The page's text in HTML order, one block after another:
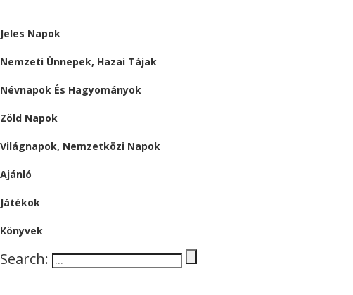
Jeles Napok
Nemzeti Ünnepek, Hazai Tájak
Névnapok És Hagyományok
Zöld Napok
Világnapok, Nemzetközi Napok
Ajánló
Játékok
Könyvek
Search: